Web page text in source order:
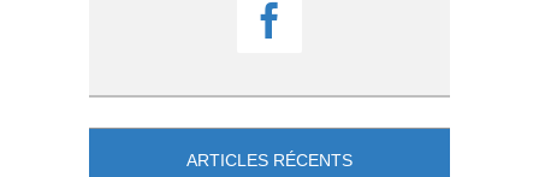

ARTICLES RÉCENTS